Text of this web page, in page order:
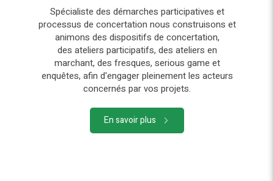
Spécialiste des démarches participatives et
processus de concertation nous construisons et
animons des dispositifs de concertation,
des ateliers participatifs, des ateliers en
marchant, des fresques, serious game et
enquêtes, afin d'engager pleinement les acteurs
concernés par vos projets.
En savoir plus